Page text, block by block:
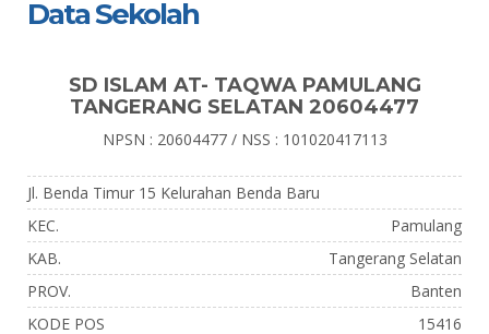
Data Sekolah
SD ISLAM AT- TAQWA PAMULANG
TANGERANG SELATAN 20604477
NPSN : 20604477 / NSS : 101020417113
Jl. Benda Timur 15 Kelurahan Benda Baru
KEC.
Pamulang
KAB.
Tangerang Selatan
PROV.
Banten
KODE POS
15416